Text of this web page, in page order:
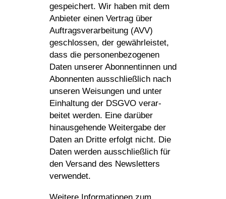
gespei­chert. Wir haben mit dem
Anbieter einen Vertrag über
Auftrags­ver­ar­bei­tung (AVV)
geschlossen, der gewähr­leistet,
dass die perso­nen­be­zo­genen
Daten unserer Abon­nen­tinnen und
Abon­nenten ausschließ­lich nach
unseren Weisungen und unter
Einhal­tung der DSGVO verar­
beitet werden. Eine darüber
hinaus­ge­hende Weiter­gabe der
Daten an Dritte erfolgt nicht. Die
Daten werden ausschließ­lich für
den Versand des News­let­ters
verwendet.
Weitere Infor­ma­tionen zum